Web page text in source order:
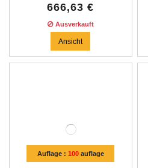
666,63 €
Ausverkauft
Ansicht
Auflage : 100auflage